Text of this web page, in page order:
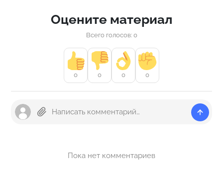
Оцените материал
Всего голосов: 0
0 0 0 0
Пока нет комментариев